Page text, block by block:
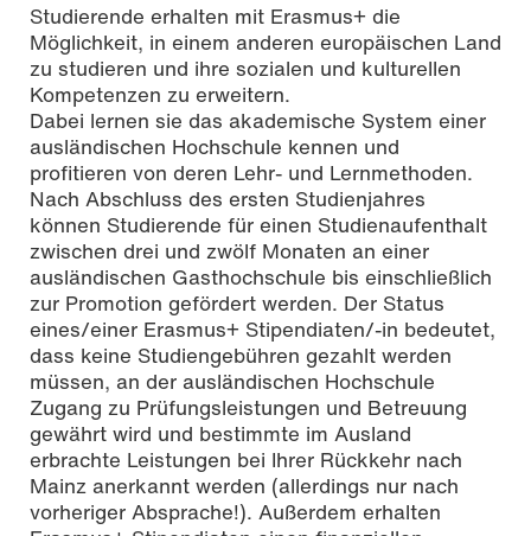
Studierende erhalten mit Erasmus+ die
Möglichkeit, in einem anderen europäischen Land
zu studieren und ihre sozialen und kulturellen
Kompetenzen zu erweitern.
Dabei lernen sie das akademische System einer
ausländischen Hochschule kennen und
profitieren von deren Lehr- und Lernmethoden.
Nach Abschluss des ersten Studienjahres
können Studierende für einen Studienaufenthalt
zwischen drei und zwölf Monaten an einer
ausländischen Gasthochschule bis einschließlich
zur Promotion gefördert werden. Der Status
eines/einer Erasmus+ Stipendiaten/-in bedeutet,
dass keine Studiengebühren gezahlt werden
müssen, an der ausländischen Hochschule
Zugang zu Prüfungsleistungen und Betreuung
gewährt wird und bestimmte im Ausland
erbrachte Leistungen bei Ihrer Rückkehr nach
Mainz anerkannt werden (allerdings nur nach
vorheriger Absprache!). Außerdem erhalten